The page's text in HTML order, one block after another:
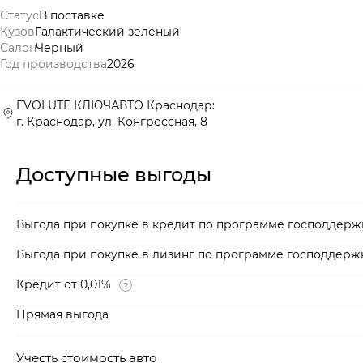
СтатусВ поставке
КузовГалактический зеленый
СалонЧерный
Год производства2026
EVOLUTE КЛЮЧАВТО Краснодар:
г. Краснодар, ул. Конгрессная, 8
Доступные выгоды
Выгода при покупке в кредит по программе
Выгода при покупке в лизинг по программе
Кредит от 0,01%
Прямая выгода
Учесть стоимость авто